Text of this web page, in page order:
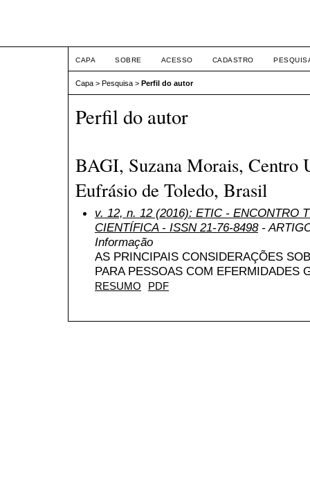
CAPA SOBRE ACESSO CADASTRO
Capa > Pesquisa > Perfil do autor
Perfil do autor
BAGI, Suzana Morais, Centro
Eufrásio de Toledo, Brasil
v. 12, n. 12 (2016): ETIC - ENCONTRO
CIENTÍFICA - ISSN 21-76-8498-
Informação
AS PRINCIPAIS CONSIDERAÇÕES
PARA PESSOAS COM EFERMIDADES
RESUMO PDF